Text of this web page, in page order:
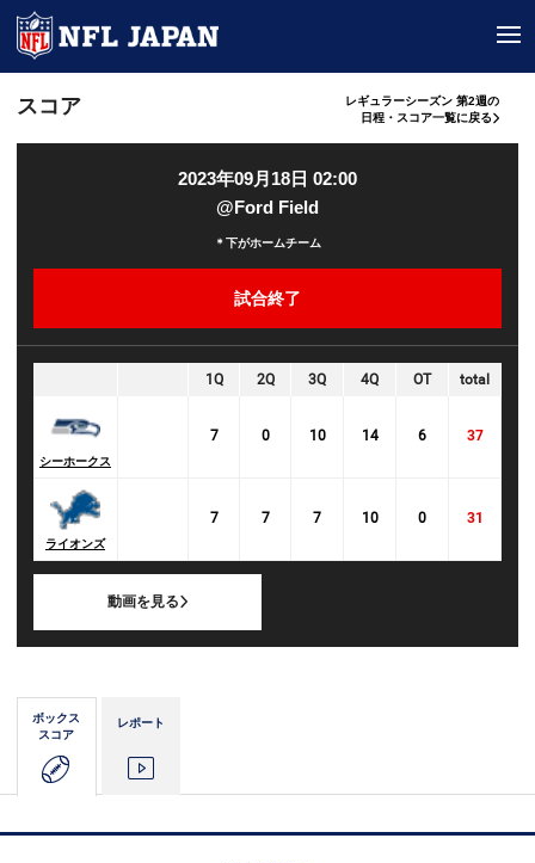
スコア
レギュラーシーズン 第2週の
日程・スコア一覧に戻る
2023年09月18日 02:00
@Ford Field
＊下がホームチーム
試合終了
1Q 2Q 3Q 4Q OT total
シーホークス
7 0 10 14 6 37
ライオンズ
7 7 7 10 0 31
動画を見る
ボックス
スコア
レポート